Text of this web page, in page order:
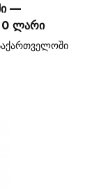
—
0 ლარი